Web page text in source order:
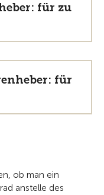
für zu
für
ob man ein
anstelle des